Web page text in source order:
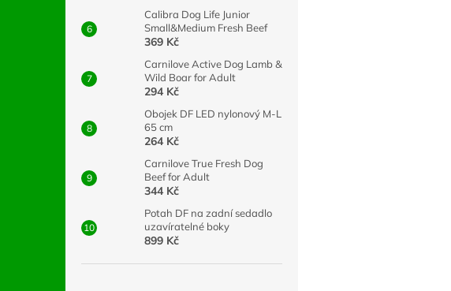
Calibra Dog Life Junior
Small&Medium Fresh Beef
369 Kč
Carnilove Active Dog Lamb &
Wild Boar for Adult
294 Kč
Obojek DF LED nylonový M-L
65 cm
264 Kč
Carnilove True Fresh Dog
Beef for Adult
344 Kč
Potah DF na zadní sedadlo
uzavíratelné boky
899 Kč